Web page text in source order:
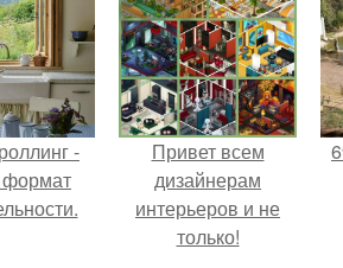
-
Привет всем
дизайнерам
интерьеров и не
только!